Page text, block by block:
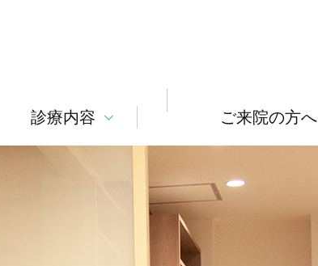
診療内容 ご来院の方へ